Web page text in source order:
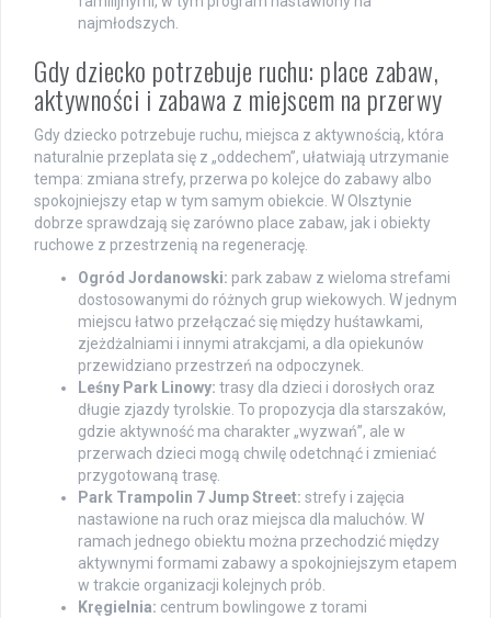
najmłodszych.
Gdy dziecko potrzebuje ruchu: place zabaw,
aktywności i zabawa z miejscem na przerwy
Gdy dziecko potrzebuje ruchu, miejsca z aktywnością, która
naturalnie przeplata się z „oddechem”, ułatwiają utrzymanie
tempa: zmiana strefy, przerwa po kolejce do zabawy albo
spokojniejszy etap w tym samym obiekcie. W Olsztynie
dobrze sprawdzają się zarówno place zabaw, jak i obiekty
ruchowe z przestrzenią na regenerację.
Ogród Jordanowski: park zabaw z wieloma strefami
dostosowanymi do różnych grup wiekowych. W jednym
miejscu łatwo przełączać się między huśtawkami,
zjeżdżalniami i innymi atrakcjami, a dla opiekunów
przewidziano przestrzeń na odpoczynek.
Leśny Park Linowy: trasy dla dzieci i dorosłych oraz
długie zjazdy tyrolskie. To propozycja dla starszaków,
gdzie aktywność ma charakter „wyzwań”, ale w
przerwach dzieci mogą chwilę odetchnąć i zmieniać
przygotowaną trasę.
Park Trampolin 7 Jump Street: strefy i zajęcia
nastawione na ruch oraz miejsca dla maluchów. W
ramach jednego obiektu można przechodzić między
aktywnymi formami zabawy a spokojniejszym etapem
w trakcie organizacji kolejnych prób.
Kręgielnia: centrum bowlingowe z torami